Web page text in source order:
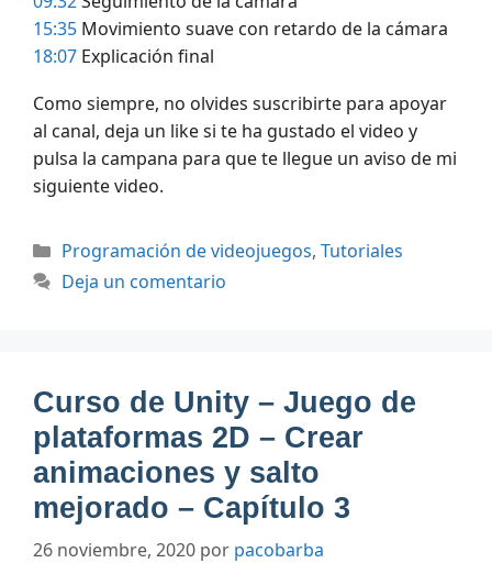
15:35 Movimiento suave con retardo de la cámara
18:07 Explicación final
Como siempre, no olvides suscribirte para apoyar
al canal, deja un like si te ha gustado el video y
pulsa la campana para que te llegue un aviso de mi
siguiente video.
Categorías
Programación de videojuegos, Tutoriales
Deja un comentario
Curso de Unity – Juego de
plataformas 2D – Crear
animaciones y salto
mejorado – Capítulo 3
26 noviembre, 2020 por pacobarba